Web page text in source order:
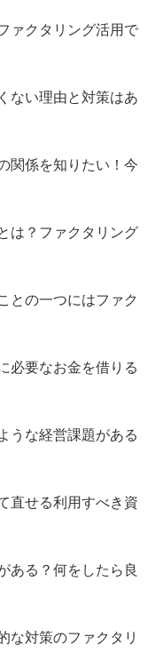
ァクタリング活用で
ない理由と対策はあ
関係を知りたい！今
は？ファクタリング
との一つにはファク
必要なお金を借りる
うな経営課題がある
直せる利用すべき資
ある？何をしたら良
な対策のファクタリ